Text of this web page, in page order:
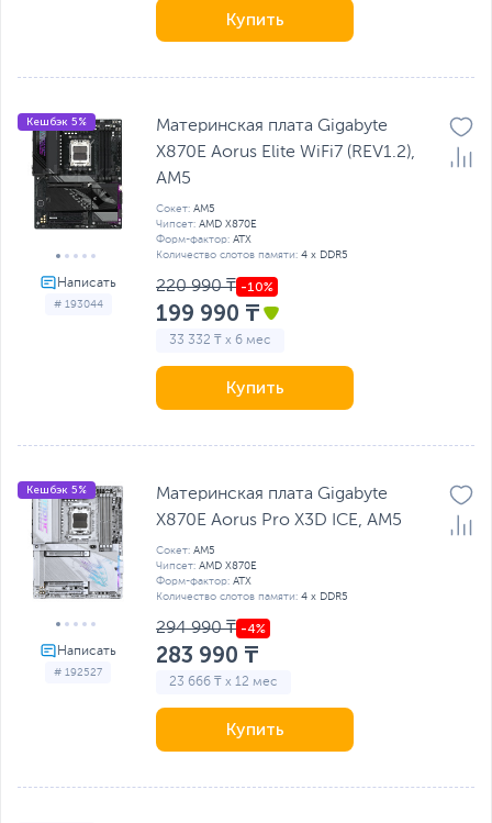
Купить
# 193044
Кешбэк 5%
Материнская плата Gigabyte
X870E Aorus Elite WiFi7 (REV1.2),
AM5
Сокет: AM5
Чипсет: AMD X870E
Форм-фактор: ATX
Количество слотов памяти: 4 x DDR5
220 990 ₸
199 990 ₸
33 332 ₸ x 6 мес
Купить
# 192527
Кешбэк 5%
Материнская плата Gigabyte
X870E Aorus Pro X3D ICE, AM5
Сокет: AM5
Чипсет: AMD X870E
Форм-фактор: ATX
Количество слотов памяти: 4 x DDR5
294 990 ₸
283 990 ₸
23 666 ₸ x 12 мес
Купить